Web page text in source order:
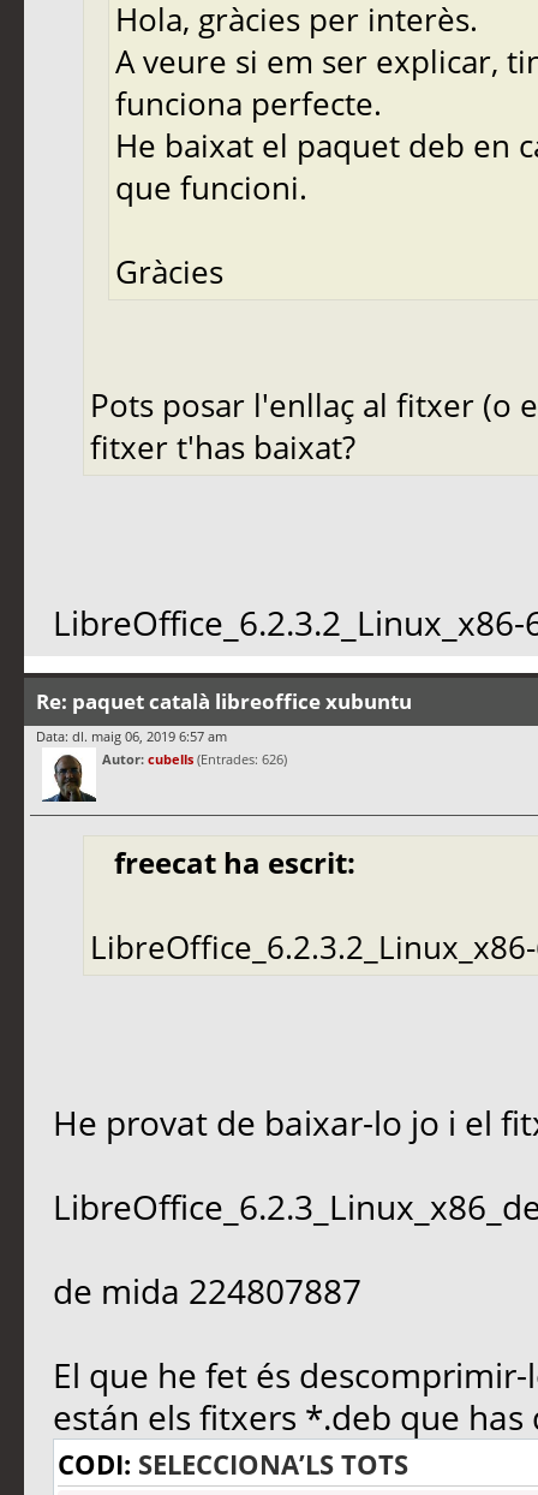
Hola, gràcies per interès.
A veure si em ser explicar,
funciona perfecte.
He baixat el paquet deb en
que funcioni.
Gràcies
Pots posar l'enllaç al fitxer (o
fitxer t'has baixat?
Re: paquet català libreoffice xubuntu
Data: dl. maig 06, 2019 6:57 am
Autor: cubells (Entrades: 626)
freecat ha escrit:
He provat de baixar-lo jo i el
de mida 224807887
El que he fet és
están els fitxers *.deb que has
CODI: SELECCIONA’LS TOTS